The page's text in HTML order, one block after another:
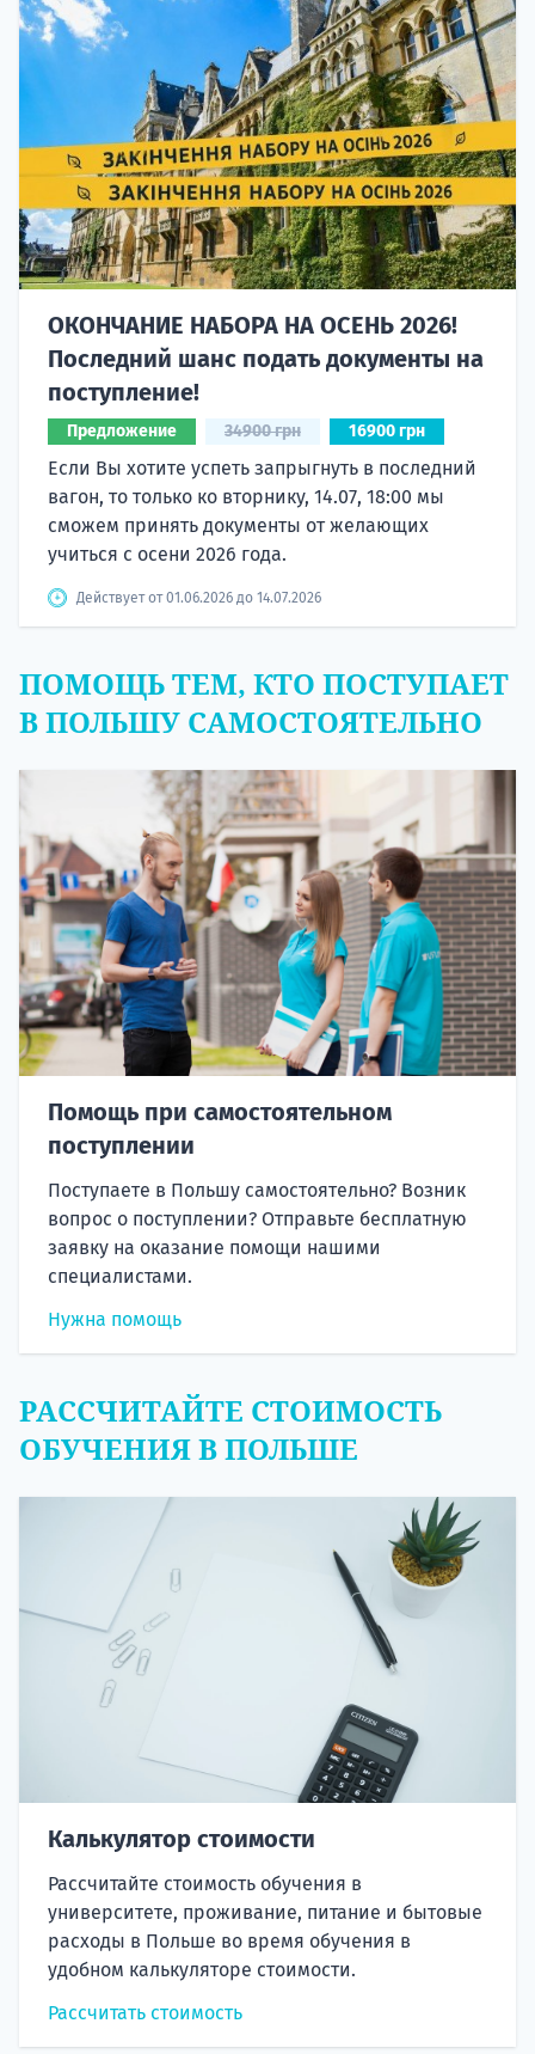
ОКОНЧАНИЕ НАБОРА НА ОСЕНЬ 2026!
Последний шанс подать документы на
поступление!
Предложение 34900 грн 16900 грн
Если Вы хотите успеть запрыгнуть в последний
вагон, то только ко вторнику, 14.07, 18:00 мы
сможем принять документы от желающих
учиться с осени 2026 года.
Действует от 01.06.2026 до 14.07.2026
ПОМОЩЬ ТЕМ, КТО ПОСТУПАЕТ
В ПОЛЬШУ САМОСТОЯТЕЛЬНО
Помощь при самостоятельном
поступлении
Поступаете в Польшу самостоятельно? Возник
вопрос о поступлении? Отправьте бесплатную
заявку на оказание помощи нашими
специалистами.
Нужна помощь
РАССЧИТАЙТЕ СТОИМОСТЬ
ОБУЧЕНИЯ В ПОЛЬШЕ
Калькулятор стоимости
Рассчитайте стоимость обучения в
университете, проживание, питание и бытовые
расходы в Польше во время обучения в
удобном калькуляторе стоимости.
Рассчитать стоимость